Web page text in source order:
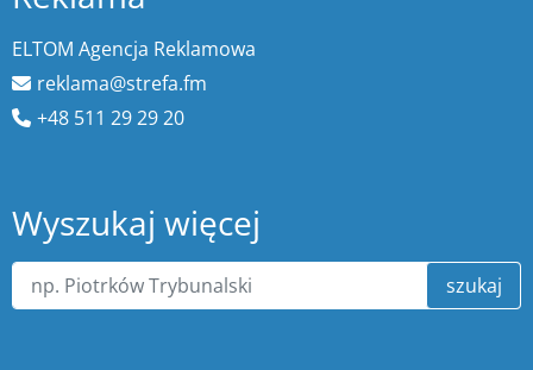
ELTOM Agencja Reklamowa
reklama@strefa.fm
+48 511 29 29 20
Wyszukaj więcej
szukaj